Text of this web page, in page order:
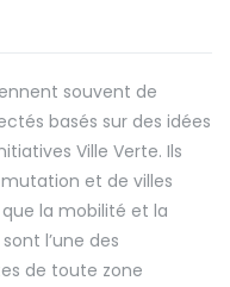
souvent de
basés sur des idées
Ville Verte. Ils
et de villes
la mobilité et la
l’une des
de toute zone